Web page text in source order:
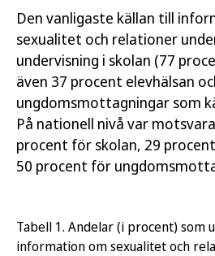
Den vanligaste källan till
sexualitet och relationer
undervisning i skolan (77
även 37 procent elevhälsan
ungdomsmottagningar som
På nationell nivå var
procent för skolan, 29
50 procent för
Tabell 1. Andelar (i procent)
information om sexualitet och